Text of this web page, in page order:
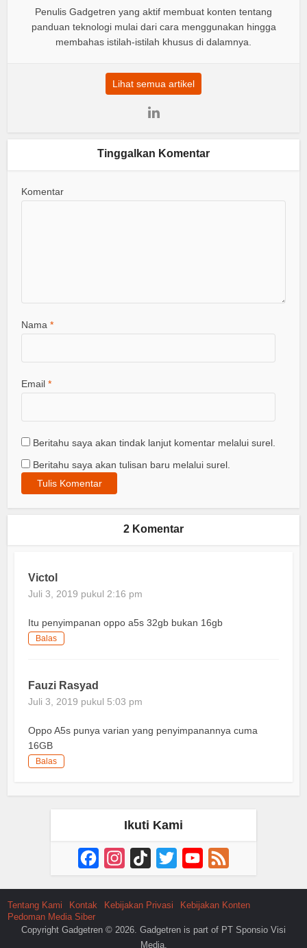
Penulis Gadgetren yang aktif membuat konten tentang
panduan teknologi mulai dari cara menggunakan hingga
membahas istilah-istilah khusus di dalamnya.
Lihat semua artikel
Tinggalkan Komentar
Komentar
Nama*
Email*
Beritahu saya akan tindak lanjut komentar melalui surel.
Beritahu saya akan tulisan baru melalui surel.
2 Komentar
Victol
Juli 3, 2019 pukul 2:16 pm
Itu penyimpanan oppo a5s 32gb bukan 16gb
Balas
Fauzi Rasyad
Juli 3, 2019 pukul 5:03 pm
Oppo A5s punya varian yang penyimpanannya cuma
16GB
Balas
Ikuti Kami
FacebookInstagram
TikTok Twitter YouTube
Channel
Tentang Kami Kontak Kebijakan Privasi
Kebijakan Konten
Pedoman Media Siber
Copyright Gadgetren © 2026. Gadgetren is part of PT Sponsio Visi
Media.